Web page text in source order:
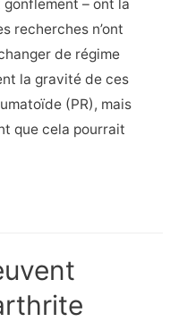
– ont la
recherches n’ont
de régime
la gravité de ces
(PR), mais
que cela pourrait